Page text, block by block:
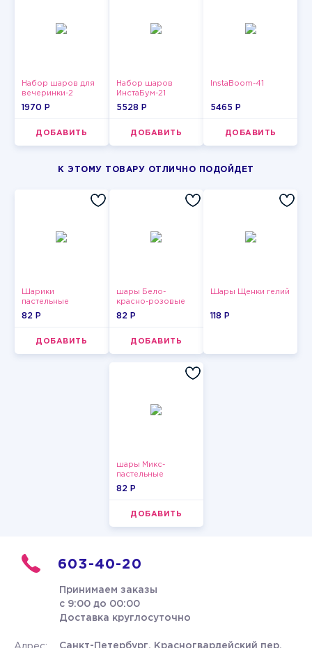
Набор шаров для
вечеринки-2
1970 P
ДОБАВИТЬ
Набор шаров
ИнстаБум-21
5528 P
ДОБАВИТЬ
InstaBoom-41
5465 P
ДОБАВИТЬ
К ЭТОМУ ТОВАРУ ОТЛИЧНО ПОДОЙДЕТ
Шарики
пастельные
82 P
ДОБАВИТЬ
шары Бело-
красно-розовые
пастельные
82 P
ДОБАВИТЬ
Шары Щенки гелий
118 P
шары Микс-
пастельные
82 P
ДОБАВИТЬ
603-40-20
Принимаем заказы
с 9:00 до 00:00
Доставка круглосуточно
Санкт-Петербург, Красногвардейский пер.